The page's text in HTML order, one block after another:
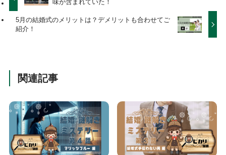
味が含まれていた！
5月の結婚式のメリットは？デメリットも合わせてご
紹介！
関連記事